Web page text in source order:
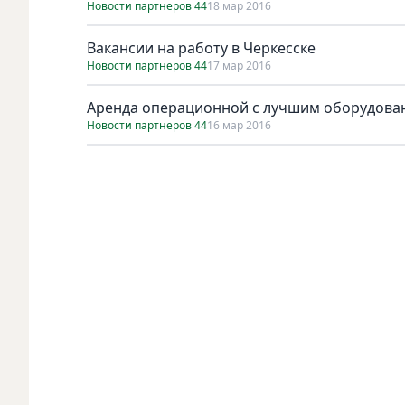
Новости партнеров 4418 мар 2016
Вакансии на работу в Черкесске
Новости партнеров 4417 мар 2016
Аренда операционной с лучшим
Новости партнеров 4416 мар 2016